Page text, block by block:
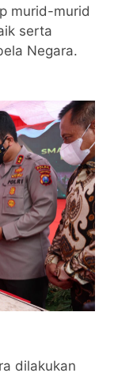
murid-murid
serta
Negara.
dilakukan